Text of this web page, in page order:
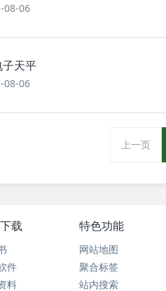
08-06
子天平
08-06
上一页
载
件
料
特色功能
网站地图
聚合标签
站内搜索